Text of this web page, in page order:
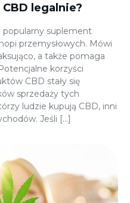
legalnie?
popularny suplement
przemysłowych. Mówi
a także pomaga
korzyści
CBD stały się
sprzedaży tych
ludzie kupują CBD, inni
Jeśli […]